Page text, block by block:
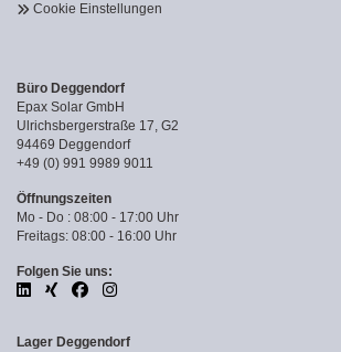
Cookie Einstellungen
Büro Deggendorf
Epax Solar GmbH
Ulrichsbergerstraße 17, G2
94469 Deggendorf
+49 (0) 991 9989 9011
Öffnungszeiten
Mo - Do : 08:00 - 17:00 Uhr
Freitags: 08:00 - 16:00 Uhr
Folgen Sie uns:
Lager Deggendorf